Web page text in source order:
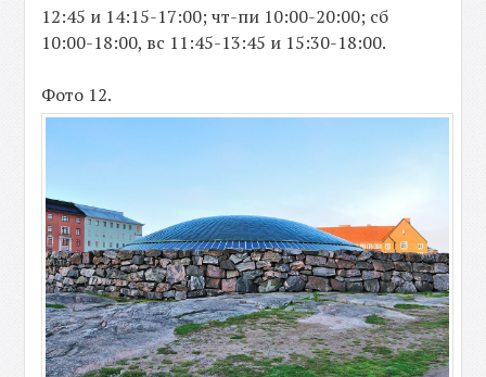
12:45 и 14:15-17:00; чт-пи 10:00-20:00; сб
10:00-18:00, вс 11:45-13:45 и 15:30-18:00.
Фото 12.